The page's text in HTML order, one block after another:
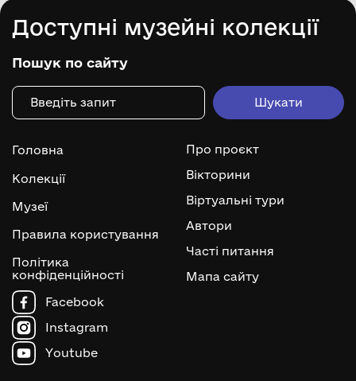
Доступні музейні колекції
Пошук по сайту
Головна
Колекції
Музеї
Правила користування
Політика
конфіденційності
Про проєкт
Вікторини
Віртуальні тури
Автори
Часті питання
Мапа сайту
Facebook
Instagram
Youtube